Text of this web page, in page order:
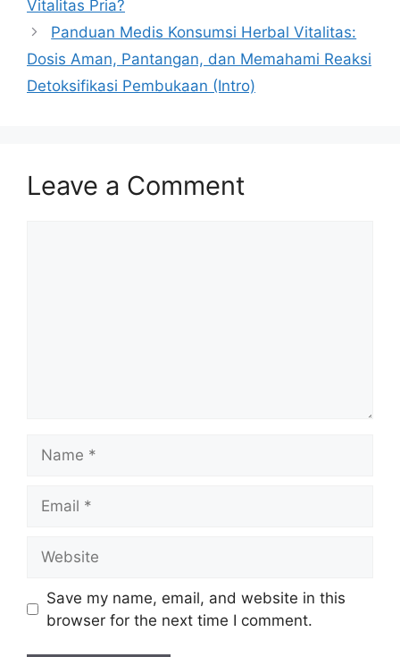
Vitalitas Pria?
Panduan Medis Konsumsi Herbal Vitalitas:
Dosis Aman, Pantangan, dan Memahami Reaksi
Detoksifikasi Pembukaan (Intro)
Leave a Comment
Save my name, email, and website in this
browser for the next time I comment.